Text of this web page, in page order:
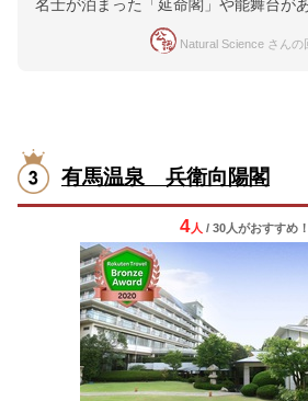
名士が泊まった「延命閣」や能舞台が
Natural Science さんの
有馬温泉 兵衛向陽閣
4人 / 30人がおすすめ！